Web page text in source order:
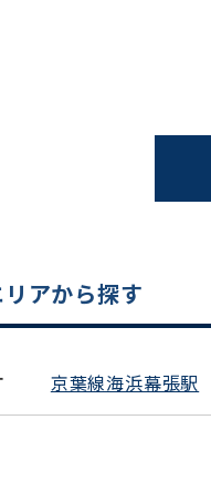
アから探す
京葉線海浜幕張駅